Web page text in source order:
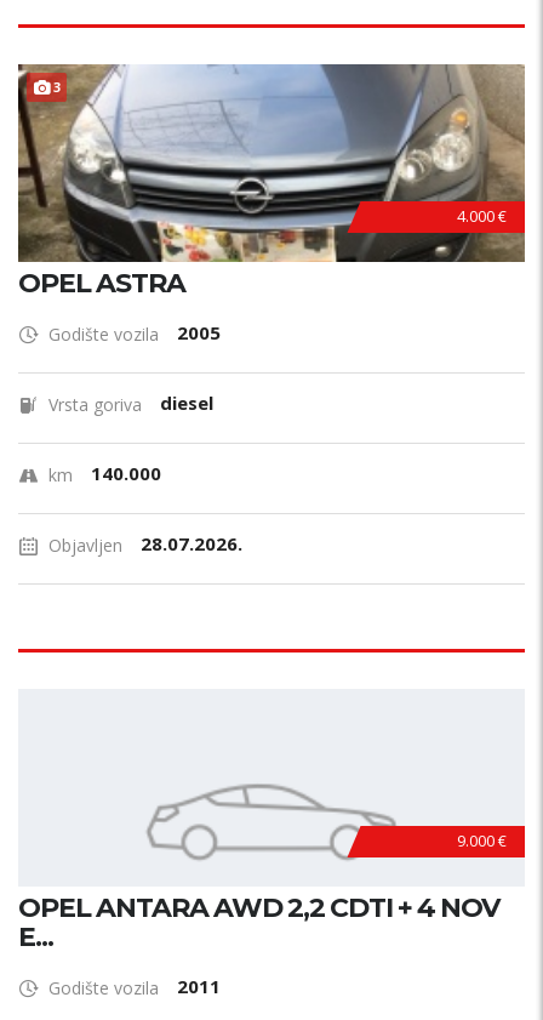
3
4.000 €
OPEL ASTRA
Godište vozila 2005
Vrsta goriva diesel
km 140.000
Objavljen 28.07.2026.
9.000 €
OPEL ANTARA AWD 2,2 CDTI + 4 NOV
E...
Godište vozila 2011